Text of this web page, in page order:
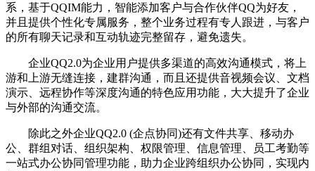
系，基于QQIM能力，智能添加客户与合作伙伴QQ为好友，
并且提供个性化专属服务，整个业务过程有专人跟进，与客户
的所有聊天记录和互动轨迹完整留存，避免遗失。
企业QQ2.0为企业用户提供多渠道的高效沟通模式，将上
游和上游无缝连接，建群沟通，而且还提供音视频会议、文档
演示、远程协作等深度沟通的特色应用功能，大大提升了企业
与外部的沟通交流。
除此之外企业QQ2.0 (企点协同)还有文件共享、移动办
公、群组对话、组织架构、权限管理、信息管理、员工考勤等
一站式办公协同管理功能，助力企业跨组织办公协同，实现内